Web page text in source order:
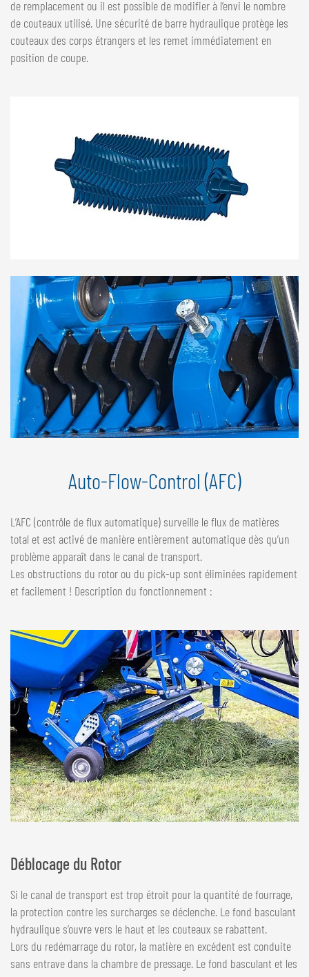
de remplacement ou il est possible de modifier à l’envi le nombre
de couteaux utilisé. Une sécurité de barre hydraulique protège les
couteaux des corps étrangers et les remet immédiatement en
position de coupe.
Auto-Flow-Control (AFC)
L’AFC (contrôle de flux automatique) surveille le flux de matières
total et est activé de manière entièrement automatique dès qu’un
problème apparaît dans le canal de transport.
Les obstructions du rotor ou du pick-up sont éliminées rapidement
et facilement ! Description du fonctionnement :
Déblocage du Rotor
Si le canal de transport est trop étroit pour la quantité de fourrage,
la protection contre les surcharges se déclenche. Le fond basculant
hydraulique s’ouvre vers le haut et les couteaux se rabattent.
Lors du redémarrage du rotor, la matière en excédent est conduite
sans entrave dans la chambre de pressage. Le fond basculant et les